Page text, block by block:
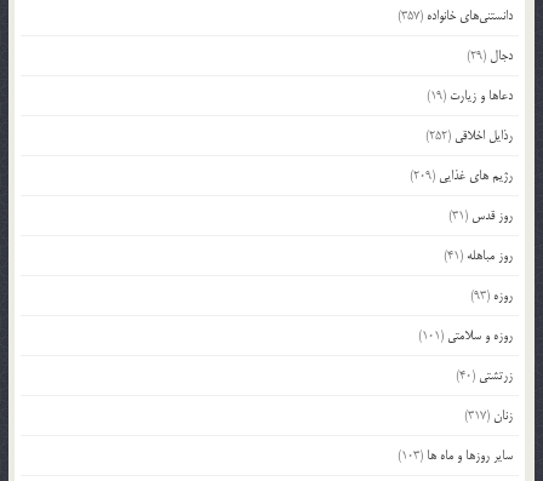
دانستنی‌های خانواده (357)
دجال (29)
دعاها و زیارت (19)
رذایل اخلاقی (252)
رژیم های غذایی (209)
روز قدس (31)
روز مباهله (41)
روزه (93)
روزه و سلامتی (101)
زرتشتی (40)
زنان (317)
سایر روزها و ماه ها (103)